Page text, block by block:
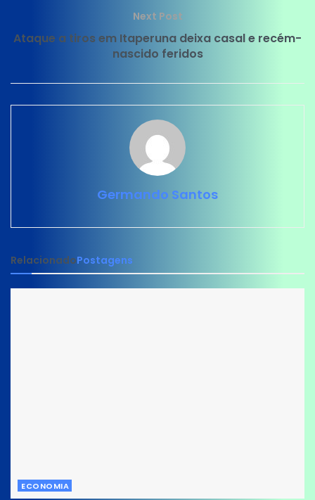
Next Post
Ataque a tiros em Itaperuna deixa casal e recém-
nascido feridos
Germando Santos
RelacionadoPostagens
ECONOMIA